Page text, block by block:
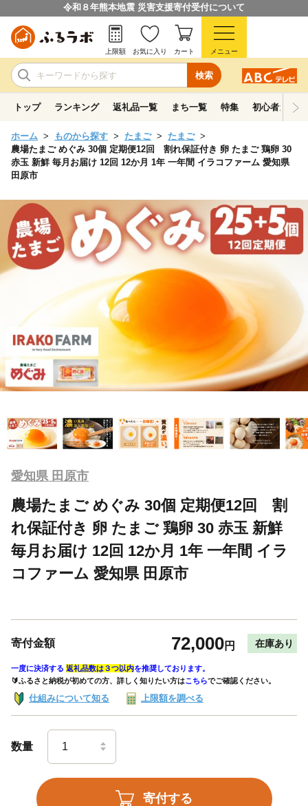
令和８年熊本地震 災害支援寄付受付について
検索
上限額 お気に入り カート メニュー
トップ ランキング 返礼品一覧 まち一覧 特集 初心者ガイド
ホーム ものから探す たまご
たまご
農場たまご めぐみ 30個 定期便12回 割れ保証付き 卵 たまご 鶏卵 30
赤玉 新鮮 毎月お届け 12回 12か月 1年 一年間 イラコファーム 愛知県
田原市
愛知県 田原市
農場たまご めぐみ 30個 定期便12回 割
れ保証付き 卵 たまご 鶏卵 30 赤玉 新鮮
毎月お届け 12回 12か月 1年 一年間 イラ
コファーム 愛知県 田原市
寄付金額 72,000円 在庫あり
一度に決済する 返礼品数は３つ以内を推奨しております。
🔰ふるさと納税が初めての方、詳しく知りたい方はこちらでご確認ください。
仕組みについて知る 上限額を調べる
数量
寄付する